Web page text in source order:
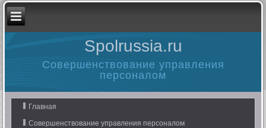
Spolrussia.ru
Совершенствование управления
персоналом
Главная
Совершенствование управления персоналом